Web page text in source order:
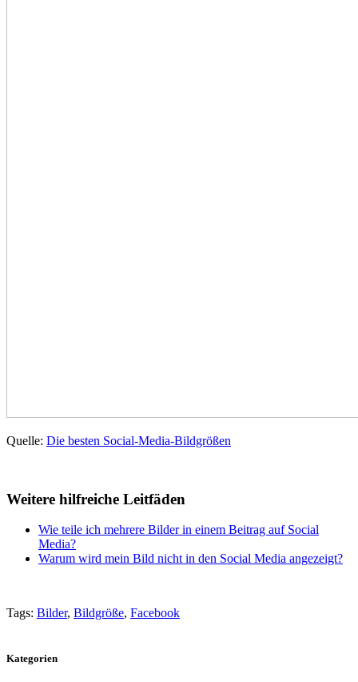
Quelle: Die besten Social-Media-Bildgrößen
Weitere hilfreiche Leitfäden
Wie teile ich mehrere Bilder in einem Beitrag auf Social
Media?
Warum wird mein Bild nicht in den Social Media angezeigt?
Tags: Bilder, Bildgröße, Facebook
Kategorien